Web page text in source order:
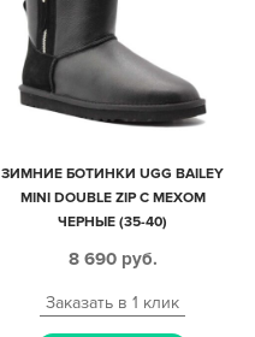
ЗИМНИЕ БОТИНКИ UGG BAILEY
MINI DOUBLE ZIP С МЕХОМ
ЧЕРНЫЕ (35-40)
8 690 руб.
Заказать в 1 клик